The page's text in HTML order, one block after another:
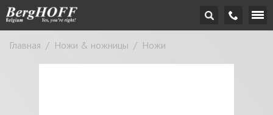
Главная / Ножи & ножницы / Ножи